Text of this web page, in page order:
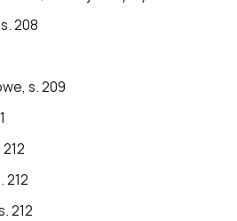
208
s. 209
212
212